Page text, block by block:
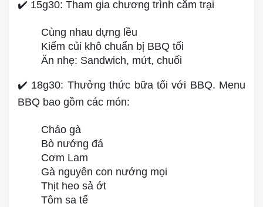
✔️ 15g30: Tham gia chương trình cắm trại
Cùng nhau dựng lều
Kiếm củi khô chuẩn bị BBQ tối
Ăn nhẹ: Sandwich, mứt, chuối
✔️ 18g30: Thưởng thức bữa tối với BBQ. Menu
BBQ bao gồm các món:
Cháo gà
Bò nướng đá
Cơm Lam
Gà nguyên con nướng mọi
Thịt heo sả ớt
Tôm sa tế